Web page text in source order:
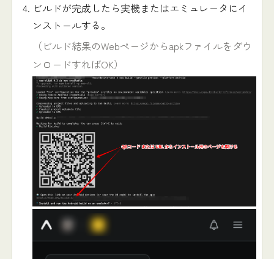
ビルドが完成したら実機またはエミュレータにイ
ンストールする。
（ビルド結果のWebページからapkファイルをダウ
ンロードすればOK）